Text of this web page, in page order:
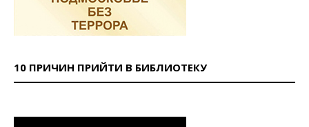
10 ПРИЧИН ПРИЙТИ В БИБЛИОТЕКУ